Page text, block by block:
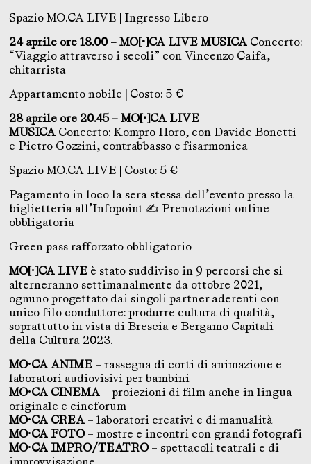
Spazio MO.CA LIVE | Ingresso Libero
24 aprile ore 18.00 – MO[•]CA LIVE MUSICA Concerto:
“Viaggio attraverso i secoli” con Vincenzo Caifa,
chitarrista
Appartamento nobile | Costo: 5 €
28 aprile ore 20.45 – MO[•]CA LIVE
MUSICA Concerto: Kompro Horo, con Davide Bonetti
e Pietro Gozzini, contrabbasso e fisarmonica
Spazio MO.CA LIVE | Costo: 5 €
Pagamento in loco la sera stessa dell’evento presso la
biglietteria all’Infopoint ✍ Prenotazioni online
obbligatoria
Green pass rafforzato obbligatorio
MO[•]CA LIVE è stato suddiviso in 9 percorsi che si
alterneranno settimanalmente da ottobre 2021,
ognuno progettato dai singoli partner aderenti con
unico filo conduttore: produrre cultura di qualità,
soprattutto in vista di Brescia e Bergamo Capitali
della Cultura 2023.
MO•CA ANIME – rassegna di corti di animazione e
laboratori audiovisivi per bambini
MO•CA CINEMA – proiezioni di film anche in lingua
originale e cineforum
MO•CA CREA – laboratori creativi e di manualità
MO•CA FOTO– mostre e incontri con grandi fotografi
MO•CA IMPRO/TEATRO– spettacoli teatrali e di